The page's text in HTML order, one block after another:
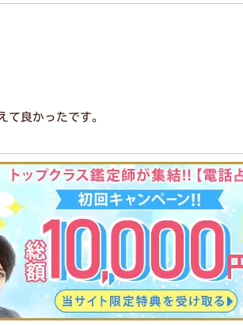
て良かったです。